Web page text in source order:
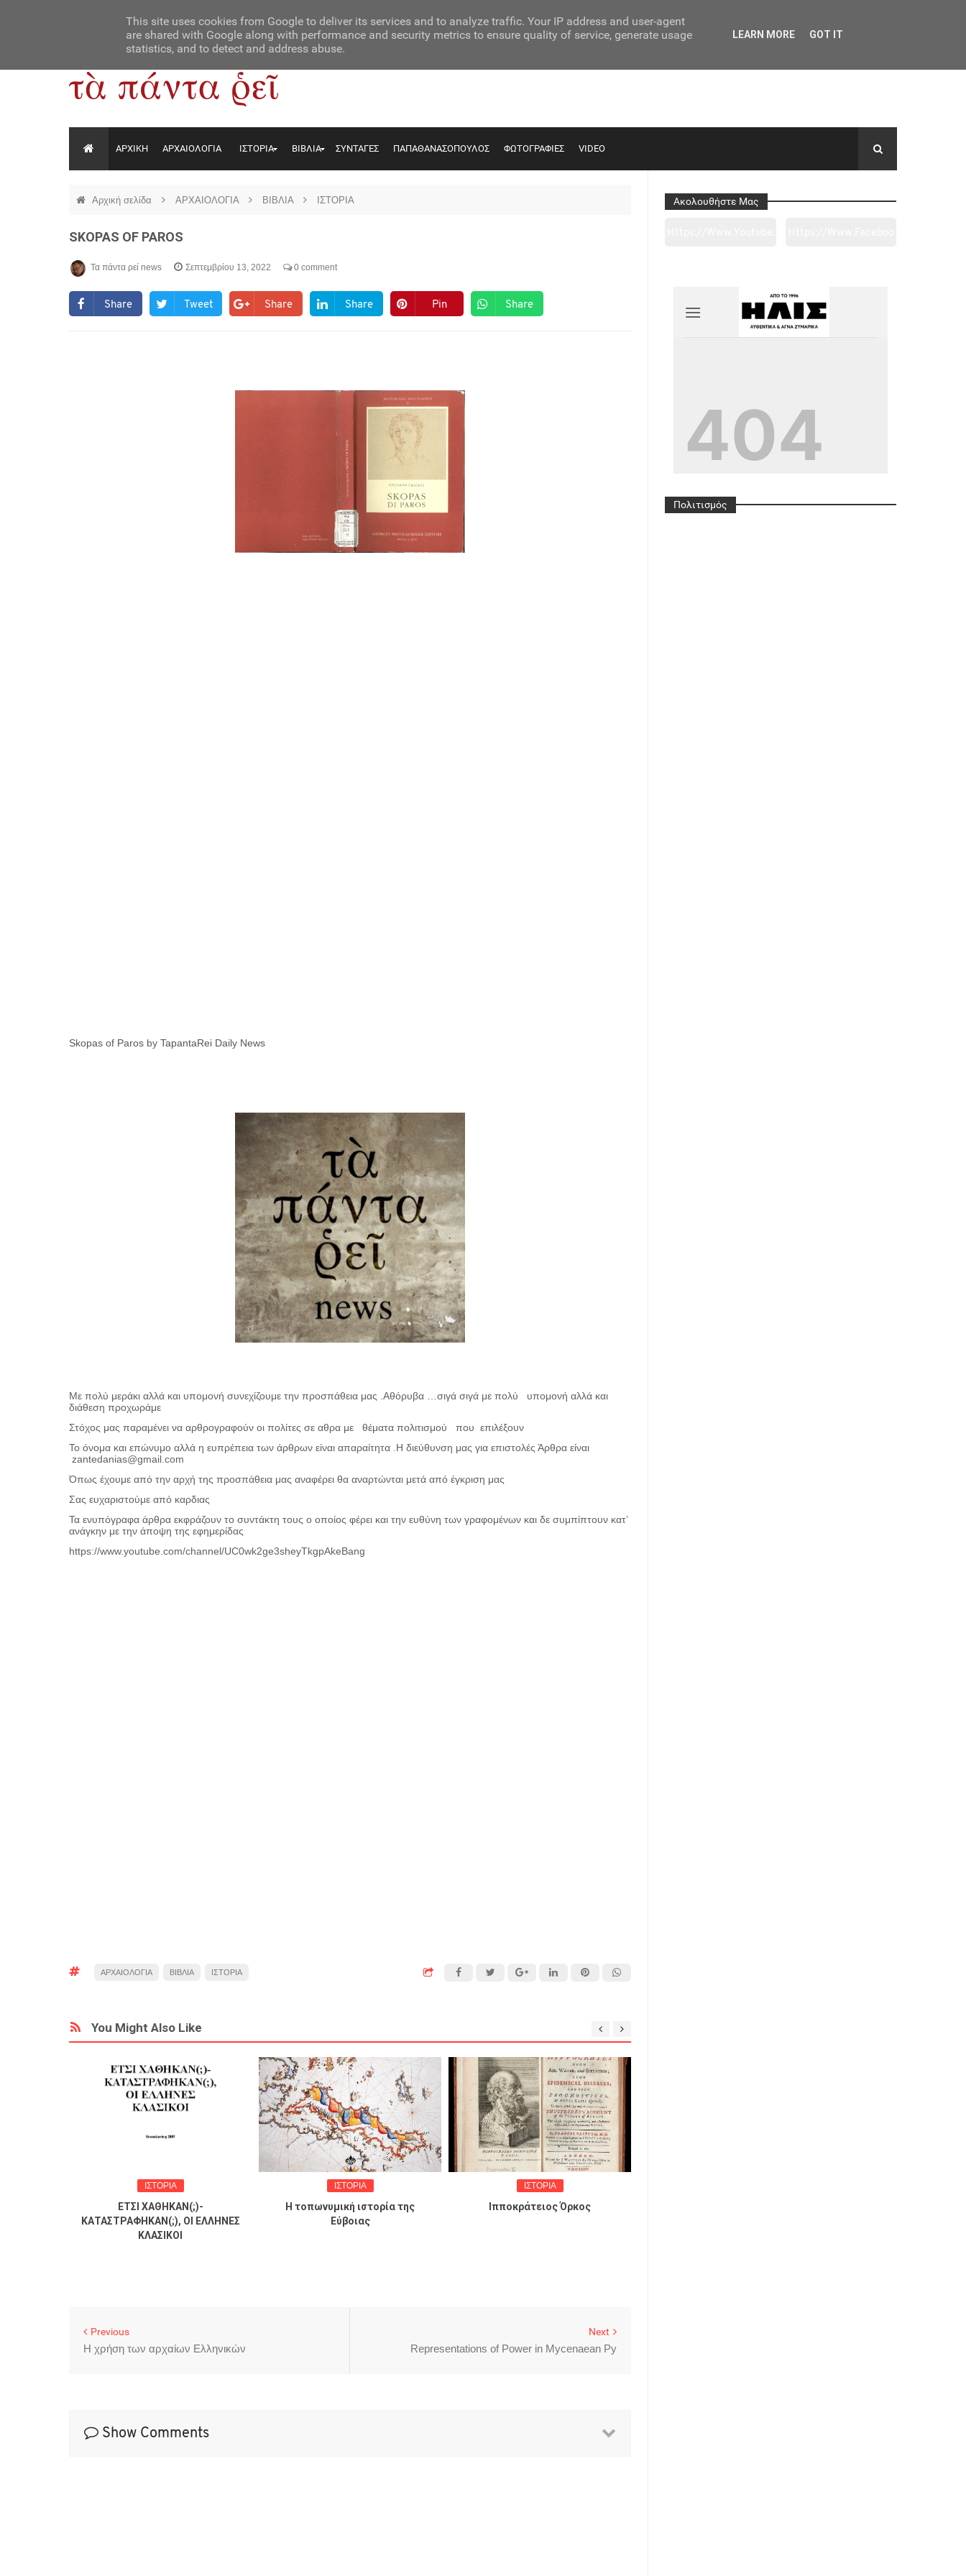
Contact Us About Us
ΑΡΧΙΚΗ ΑΡΧΑΙΟΛΟΓΙΑ ΙΣΤΟΡΙΑ ΒΙΒΛΙΑ ΣΥΝΤΑΓΕΣ ΠΑΠΑΘΑΝΑΣΟΠΟΥΛΟΣ ΦΩΤΟΓΡΑΦΙΕΣ VIDEO
Αρχική σελίδα ΑΡΧΑΙΟΛΟΓΙΑ ΒΙΒΛΙΑ ΙΣΤΟΡΙΑ
SKOPAS OF PAROS
Τα πάντα ρεί news Σεπτεμβρίου 13, 2022 0 comment
Share Tweet Share Share Pin Share
Skopas of Paros by TapantaRei Daily News
Με πολύ μεράκι αλλά και υπομονή συνεχίζουμε την προσπάθεια μας .Αθόρυβα …σιγά σιγά με πολύ υπομονή αλλά και
διάθεση προχωράμε
Στόχος μας παραμένει να αρθρογραφούν οι πολίτες σε αθρα με θέματα πολιτισμού που επιλέξουν
Το όνομα και επώνυμο αλλά η ευπρέπεια των άρθρων είναι απαραίτητα .Η διεύθυνση μας για επιστολές Άρθρα είναι
zantedanias@gmail.com
Όπως έχουμε από την αρχή της προσπάθεια μας αναφέρει θα αναρτώνται μετά από έγκριση μας
Σας ευχαριστούμε από καρδιας
Τα ενυπόγραφα άρθρα εκφράζουν το συντάκτη τους ο οποίος φέρει και την ευθύνη των γραφομένων και δε συμπίπτουν κατ’
ανάγκην με την άποψη της εφημερίδας
https://www.youtube.com/channel/UC0wk2ge3sheyTkgpAkeBang
ΑΡΧΑΙΟΛΟΓΙΑ ΒΙΒΛΙΑ ΙΣΤΟΡΙΑ
You Might Also Like
ΙΣΤΟΡΙΑ
ΕΤΣΙ ΧΑΘΗΚΑΝ(;)-
ΚΑΤΑΣΤΡΑΦΗΚΑΝ(;), ΟΙ ΕΛΛΗΝΕΣ
ΚΛΑΣΙΚΟΙ
ΙΣΤΟΡΙΑ
Η τοπωνυμική ιστορία της
Εύβοιας
ΙΣΤΟΡΙΑ
Ιπποκράτειος Όρκος
Next
Representations of Power in Mycenaean Py
Previous
Η χρήση των αρχαίων Ελληνικών
Show Comments
Ακολουθήστε Μας
2ge3sheyTkgpAkeBan
Ref=pages_you_mana
Πολιτισμός
This site uses cookies from Google to deliver its services and to analyze traffic. Your IP address and user-agent
are shared with Google along with performance and security metrics to ensure quality of service, generate usage
statistics, and to detect and address abuse.
LEARN MORE GOT IT